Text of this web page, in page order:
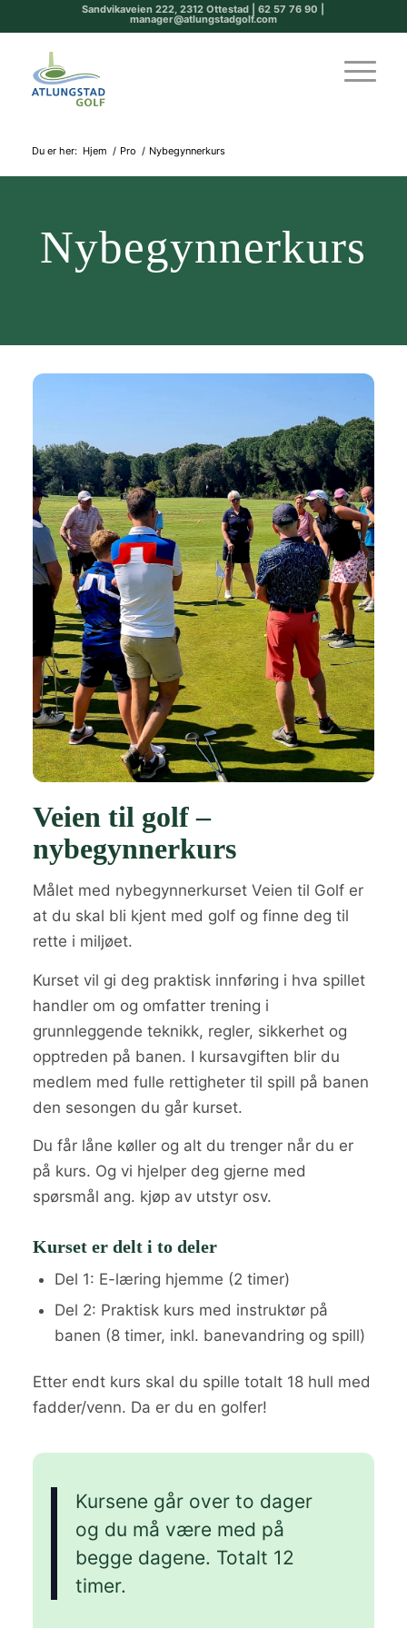
Sandvikaveien 222, 2312 Ottestad | 62 57 76 90 |
manager@atlungstadgolf.com
Du er her: Hjem / Pro / Nybegynnerkurs
Nybegynnerkurs
Veien til golf –
nybegynnerkurs
Målet med nybegynnerkurset Veien til Golf er
at du skal bli kjent med golf og finne deg til
rette i miljøet.
Kurset vil gi deg praktisk innføring i hva spillet
handler om og omfatter trening i
grunnleggende teknikk, regler, sikkerhet og
opptreden på banen. I kursavgiften blir du
medlem med fulle rettigheter til spill på banen
den sesongen du går kurset.
Du får låne køller og alt du trenger når du er
på kurs. Og vi hjelper deg gjerne med
spørsmål ang. kjøp av utstyr osv.
Kurset er delt i to deler
Del 1: E-læring hjemme (2 timer)
Del 2: Praktisk kurs med instruktør på
banen (8 timer, inkl. banevandring og spill)
Etter endt kurs skal du spille totalt 18 hull med
fadder/venn. Da er du en golfer!
Kursene går over to dager
og du må være med på
begge dagene. Totalt 12
timer.